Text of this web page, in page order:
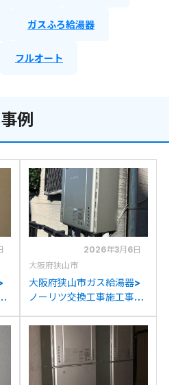
ガスふろ給湯器
フルオート
例
2026年3月6日
大阪府狭山市
大阪府狭山市ガス給湯器>
ノーリツ交換工事施工事
C2442(S)AWXからノー
リツGT-C2472AW BLへ
の交換